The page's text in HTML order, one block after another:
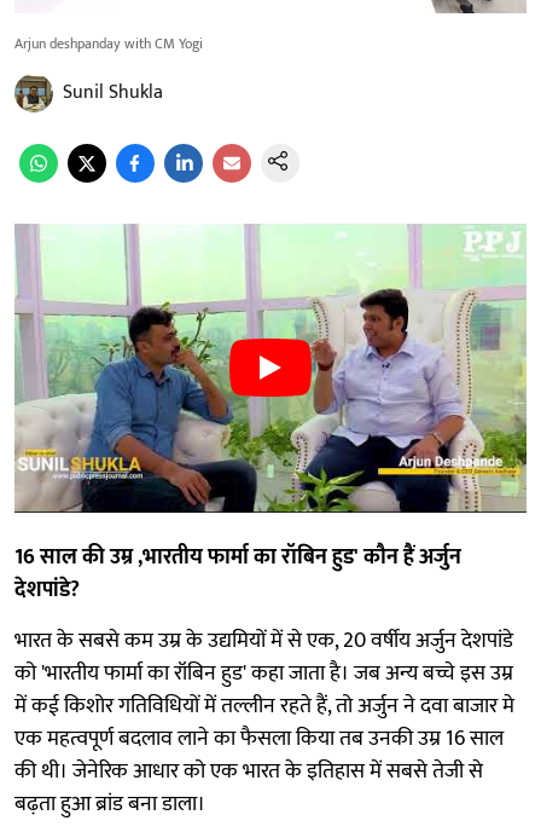
Arjun deshpanday with CM Yogi
Sunil Shukla
16 साल की उम्र ,भारतीय फार्मा का रॉबिन हुड' कौन हैं अर्जुन
देशपांडे?
भारत के सबसे कम उम्र के उद्यमियों में से एक, 20 वर्षीय अर्जुन देशपांडे
को 'भारतीय फार्मा का रॉबिन हुड' कहा जाता है। जब अन्य बच्चे इस उम्र
में कई किशोर गतिविधियों में तल्लीन रहते हैं, तो अर्जुन ने दवा बाजार मे
एक महत्वपूर्ण बदलाव लाने का फैसला किया तब उनकी उम्र 16 साल
की थी। जेनेरिक आधार को एक भारत के इतिहास में सबसे तेजी से
बढ़ता हुआ ब्रांड बना डाला।